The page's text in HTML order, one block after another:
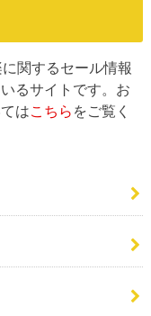
関するセール情報
るサイトです。お
はこちら をご覧く